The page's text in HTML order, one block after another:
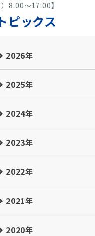
8:00～17:00】
トピックス
2026年
2025年
2024年
2023年
2022年
2021年
2020年